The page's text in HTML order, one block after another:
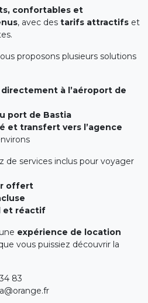
confortables et
, avec des tarifs attractifs et
proposons plusieurs solutions
à l’aéroport de
port de Bastia
et transfert vers l’agence
de services inclus pour voyager
offert
et réactif
expérience de location
vous puissiez découvrir la
83